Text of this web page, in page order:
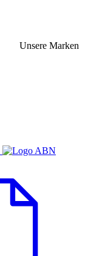
Unsere Marken